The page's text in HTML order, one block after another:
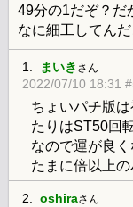
49分の1だぞ？だ
なに細工してん
1. まいき さん
2022/07/10 18:31
ちょいパチ版
たりはST50回
なので運が良く
たまに倍以上の
2. oshiraさん